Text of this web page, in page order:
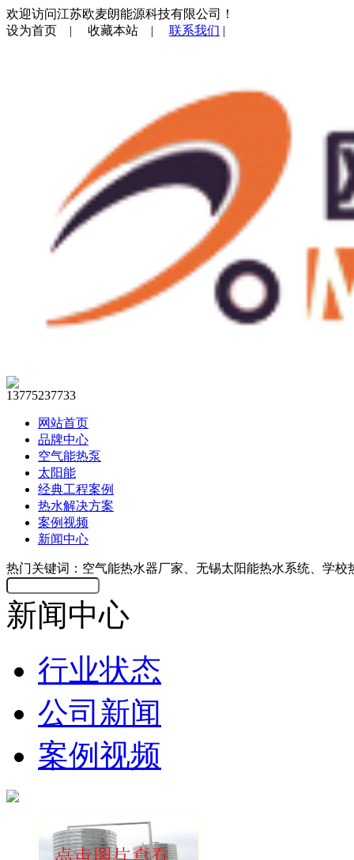
欢迎访问江苏欧麦朗能源科技有限公司！
设为首页 | 收藏本站 | 联系我们 |
13775237733
网站首页
品牌中心
空气能热泵
太阳能
经典工程案例
热水解决方案
案例视频
新闻中心
热门关键词：空气能热水器厂家、无锡太阳能热水系统、学校
新闻中心
行业状态
公司新闻
案例视频